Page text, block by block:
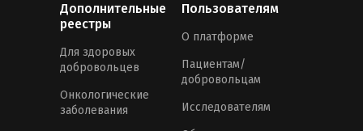
Дополнительные
реестры
Для здоровых
добровольцев
Онкологические
заболевания
Пользователям
О платформе
Пациентам/
добровольцам
Исследователям